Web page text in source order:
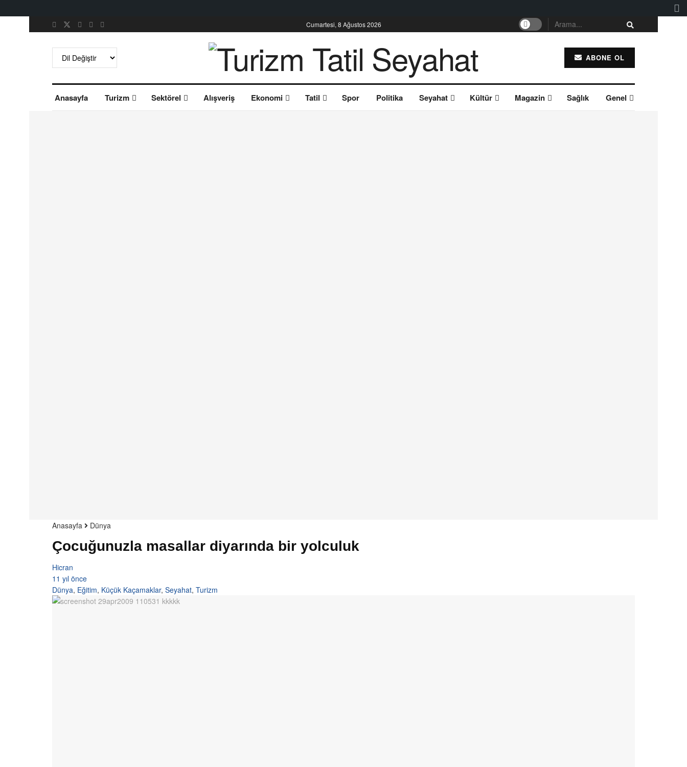
Cumartesi, 8 Ağustos 2026
ABONE OL
Anasayfa Turizm Sektörel Alışveriş Ekonomi Tatil Spor Politika Seyahat Kültür Magazin Sağlık Genel
Anasayfa Dünya
Çocuğunuzla masallar diyarında bir yolculuk
Hicran
11 yıl önce
Dünya, Eğitim, Küçük Kaçamaklar, Seyahat, Turizm